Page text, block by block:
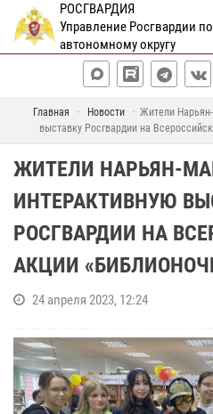
РОСГВАРДИЯ
Управление Росгвардии
автономному округу
Главная Новости
Жители
выставку Росгвардии на
ЖИТЕЛИ НАРЬЯН-
ИНТЕРАКТИВНУЮ
РОСГВАРДИИ НА
АКЦИИ
24 апреля 2023, 12:24